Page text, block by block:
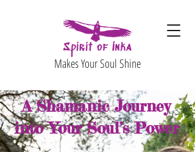
Makes Your Soul Shine
A Shamanic Journey
into Your Soul’s Power